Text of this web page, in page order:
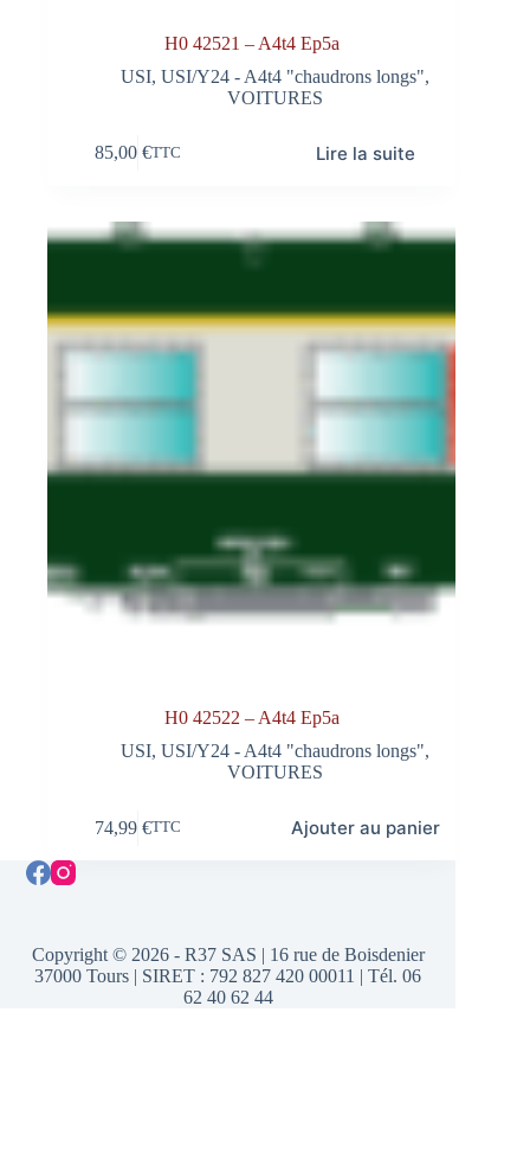
H0 42521 – A4t4 Ep5a
USI,USI/Y24 - A4t4 "chaudrons longs",
VOITURES
85,00 €TTC Lire la suite
H0 42522 – A4t4 Ep5a
USI,USI/Y24 - A4t4 "chaudrons longs",
VOITURES
74,99 €TTC Ajouter au panier
Copyright © 2026 - R37 SAS | 16 rue de Boisdenier
37000 Tours | SIRET : 792 827 420 00011 | Tél. 06
62 40 62 44